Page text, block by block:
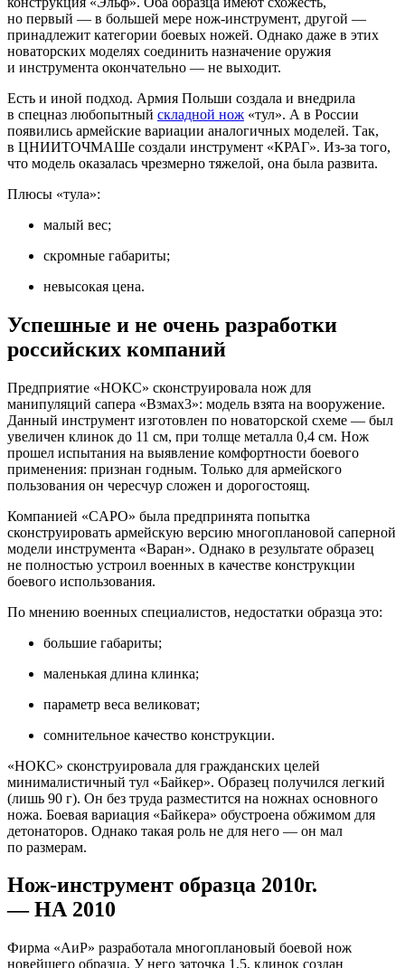
но первый — в большей мере нож-инструмент, другой —
принадлежит категории боевых ножей. Однако даже в этих
новаторских моделях соединить назначение оружия
и инструмента окончательно — не выходит.
Есть и иной подход. Армия Польши создала и внедрила
в спецназ любопытный складной нож «тул». А в России
появились армейские вариации аналогичных моделей. Так,
в ЦНИИТОЧМАШе создали инструмент «КРАГ». Из-за того,
что модель оказалась чрезмерно тяжелой, она была развита.
Плюсы «тула»:
малый вес;
скромные габариты;
невысокая цена.
Успешные и не очень разработки
российских компаний
Предприятие «НОКС» сконструировала нож для
манипуляций сапера «Взмах3»: модель взята на вооружение.
Данный инструмент изготовлен по новаторской схеме — был
увеличен клинок до 11 см, при толще металла 0,4 см. Нож
прошел испытания на выявление комфортности боевого
применения: признан годным. Только для армейского
пользования он чересчур сложен и дорогостоящ.
Компанией «CAPO» была предпринята попытка
сконструировать армейскую версию многоплановой саперной
модели инструмента «Варан». Однако в результате образец
не полностью устроил военных в качестве конструкции
боевого использования.
По мнению военных специалистов, недостатки образца это:
большие габариты;
маленькая длина клинка;
параметр веса великоват;
сомнительное качество конструкции.
«НОКС» сконструировала для гражданских целей
минималистичный тул «Байкер». Образец получился легкий
(лишь 90 г). Он без труда разместится на ножнах основного
ножа. Боевая вариация «Байкера» обустроена обжимом для
детонаторов. Однако такая роль не для него — он мал
по размерам.
Нож-инструмент образца 2010г.
— НА 2010
Фирма «АиР» разработала многоплановый боевой нож
новейшего образца. У него заточка 1,5, клинок создан